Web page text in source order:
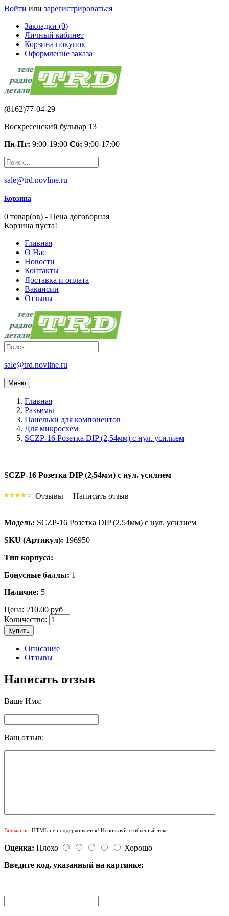
Войти или зарегистрироваться
Закладки (0)
Личный кабинет
Корзина покупок
Оформление заказа
(8162)77-04-29
Воскресенский бульвар 13
Пн-Пт: 9:00-19:00 Сб: 9:00-17:00
sale@trd.novline.ru
Корзина
0 товар(ов) - Цена договорная
Корзина пуста!
Главная
О Нас
Новости
Контакты
Доставка и оплата
Вакансии
Отзывы
sale@trd.novline.ru
Меню
Главная
Разъемы
Панельки для компонентов
Для микросхем
SCZP-16 Розетка DIP (2,54мм) с нул. усилием
SCZP-16 Розетка DIP (2,54мм) с нул. усилием
Отзывы | Написать отзыв
Модель: SCZP-16 Розетка DIP (2,54мм) с нул. усилием
SKU (Артикул): 196950
Тип корпуса:
Бонусные баллы: 1
Наличие: 5
Цена: 210.00 руб
Количество:
Купить
Описание
Отзывы
Написать отзыв
Ваше Имя:
Ваш отзыв:
Внимание: HTML не поддерживается! Используйте обычный текст.
Оценка: Плохо
Хорошо
Введите код, указанный на картинке: